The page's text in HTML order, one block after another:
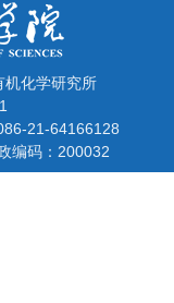
机化学研究所
21-64166128
编码：200032